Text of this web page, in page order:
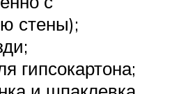
стены);
гипсокартона;